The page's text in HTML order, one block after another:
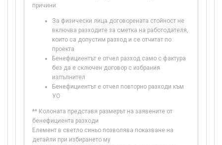
причини:
За физически лица договорената стойност не
включва разходите за сметка на работодателя,
които са допустим разход и се отчитат по
проекта
Бенефициентът е отчел разход само с фактура
без да е сключен договор с избрания
изпълнител
Бенефициентът е отчел повторно разходи към
УО
** Колоната представя размерът на заявените от
бенефициента разходи
Елемент в светло синьо позволява показване на
детайли при избирането му